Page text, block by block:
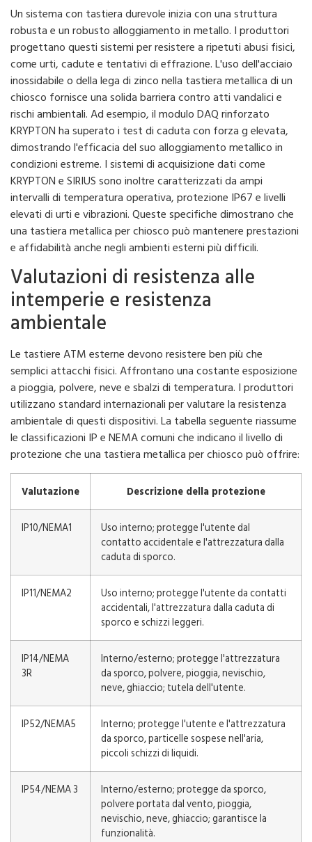
Un sistema con tastiera durevole inizia con una struttura
robusta e un robusto alloggiamento in metallo. I produttori
progettano questi sistemi per resistere a ripetuti abusi fisici,
come urti, cadute e tentativi di effrazione. L'uso dell'acciaio
inossidabile o della lega di zinco nella tastiera metallica di un
chiosco fornisce una solida barriera contro atti vandalici e
rischi ambientali. Ad esempio, il modulo DAQ rinforzato
KRYPTON ha superato i test di caduta con forza g elevata,
dimostrando l'efficacia del suo alloggiamento metallico in
condizioni estreme. I sistemi di acquisizione dati come
KRYPTON e SIRIUS sono inoltre caratterizzati da ampi
intervalli di temperatura operativa, protezione IP67 e livelli
elevati di urti e vibrazioni. Queste specifiche dimostrano che
una tastiera metallica per chiosco può mantenere prestazioni
e affidabilità anche negli ambienti esterni più difficili.
Valutazioni di resistenza alle
intemperie e resistenza
ambientale
Le tastiere ATM esterne devono resistere ben più che
semplici attacchi fisici. Affrontano una costante esposizione
a pioggia, polvere, neve e sbalzi di temperatura. I produttori
utilizzano standard internazionali per valutare la resistenza
ambientale di questi dispositivi. La tabella seguente riassume
le classificazioni IP e NEMA comuni che indicano il livello di
protezione che una tastiera metallica per chiosco può offrire:
Valutazione Descrizione della protezione
IP10/NEMA1
Uso interno; protegge l'utente dal
contatto accidentale e l'attrezzatura dalla
caduta di sporco.
IP11/NEMA2
Uso interno; protegge l'utente da contatti
accidentali, l'attrezzatura dalla caduta di
sporco e schizzi leggeri.
IP14/NEMA
3R
Interno/esterno; protegge l'attrezzatura
da sporco, polvere, pioggia, nevischio,
neve, ghiaccio; tutela dell'utente.
IP52/NEMA5
Interno; protegge l'utente e l'attrezzatura
da sporco, particelle sospese nell'aria,
piccoli schizzi di liquidi.
IP54/NEMA 3
Interno/esterno; protegge da sporco,
polvere portata dal vento, pioggia,
nevischio, neve, ghiaccio; garantisce la
funzionalità.